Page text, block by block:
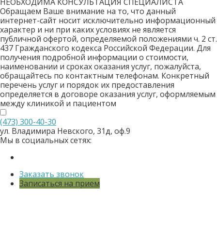
Обращаем Ваше внимание на то, что данный
интернет-сайт носит исключительно информационный
характер и ни при каких условиях не является
публичной офертой, определяемой положениями ч. 2 ст.
437 Гражданского кодекса Российской Федерации. Для
получения подробной информации о стоимости,
наименовании и сроках оказания услуг, пожалуйста,
обращайтесь по контактным телефонам. Конкретный
перечень услуг и порядок их предоставления
определяется в договоре оказания услуг, оформляемым
между клиникой и пациентом
(473) 300-40-30
ул. Владимира Невского, 31д, оф.9
Мы в социальных сетях:
Заказать звонок
Записаться на прием